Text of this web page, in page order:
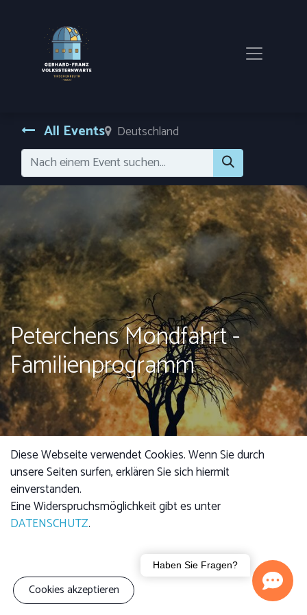
All Events Deutschland
Peterchens Mondfahrt -
Familienprogramm
Erwachsene: 4,00 €
Kind: 2,50 €
Familie (3 Personen):
Diese Webseite verwendet Cookies. Wenn Sie durch
unsere Seiten surfen, erklären Sie sich hiermit
einverstanden.
Eine Widerspruchsmöglichkeit gibt es unter
DATENSCHUTZ.
Cookies akzeptieren
Haben Sie Fragen?